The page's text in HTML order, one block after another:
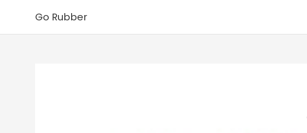
de
Go Rubber